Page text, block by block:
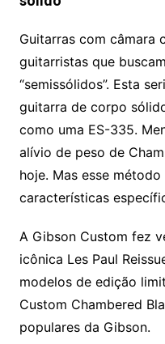
Guitarras com câmara
guitarristas que
“semissólidos”. Esta
guitarra de corpo
como uma ES-335.
alívio de peso de
hoje. Mas esse
características
A Gibson Custom fez
icônica Les Paul
modelos de edição
Custom Chambered
populares da Gibson.